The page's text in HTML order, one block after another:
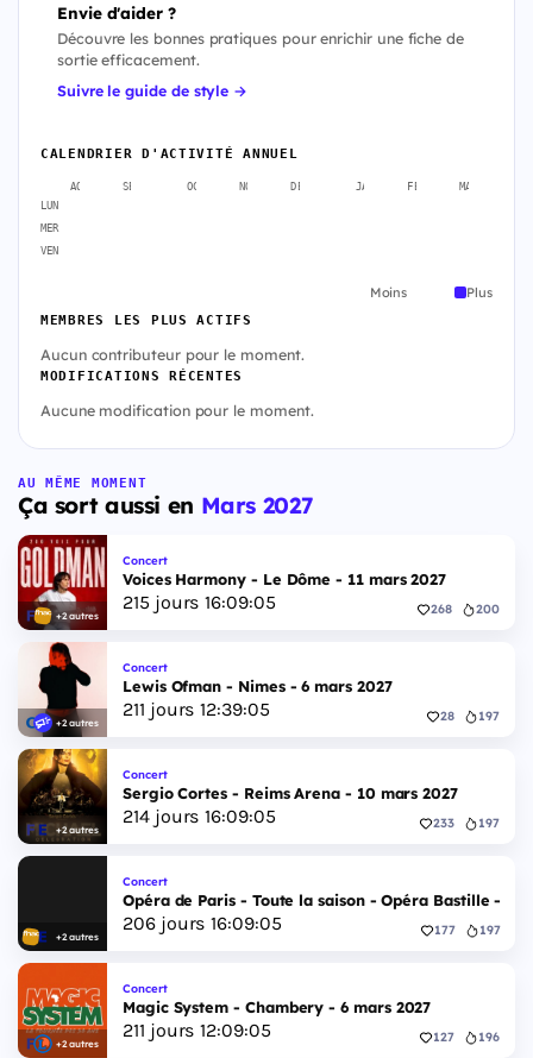
Envie d'aider ?
Découvre les bonnes pratiques pour enrichir une fiche de
sortie efficacement.
Suivre le guide de style →
CALENDRIER D'ACTIVITÉ ANNUEL
AOÛT SEPT. OCT. NOV. DÉC. JANV. FÉVR. MARS
LUN
MER
VEN
Moins Plus
MEMBRES LES PLUS ACTIFS
Aucun contributeur pour le moment.
MODIFICATIONS RÉCENTES
Aucune modification pour le moment.
AU MÊME MOMENT
Ça sort aussi en Mars 2027
+2 autres
Concert
Voices Harmony - Le Dôme - 11 mars 2027
215 jours 16:09:04 268 200
+2 autres
Concert
Lewis Ofman - Nimes - 6 mars 2027
211 jours 12:39:04 28 197
+2 autres
Concert
Sergio Cortes - Reims Arena - 10 mars 2027
214jours 16:09:04 233 197
+2 autres
Concert
Opéra de Paris - Toute la saison - Opéra Bastille - 2
206jours 16:09:04 177 197
+2 autres
Concert
Magic System - Chambery - 6 mars 2027
211 jours 12:09:04 127 196